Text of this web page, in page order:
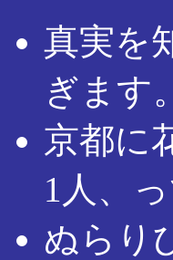
真実を
ぎます。
京都に
1人、
ぬらり